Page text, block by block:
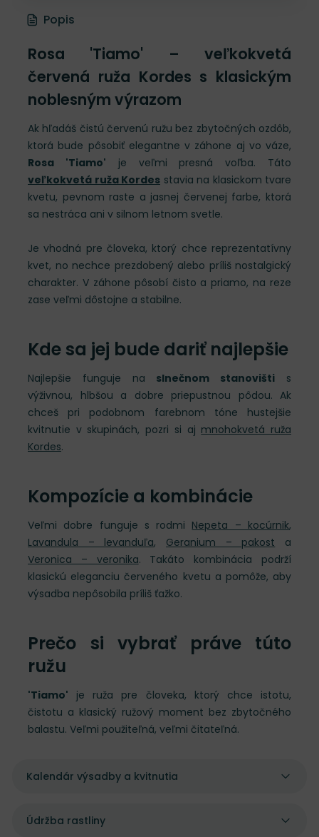
Popis
Rosa 'Tiamo' – veľkokvetá
červená ruža Kordes s klasickým
noblesným výrazom
Ak hľadáš čistú červenú ružu bez zbytočných ozdôb,
ktorá bude pôsobiť elegantne v záhone aj vo váze,
Rosa 'Tiamo' je veľmi presná voľba. Táto
veľkokvetá ruža Kordes stavia na klasickom tvare
kvetu, pevnom raste a jasnej červenej farbe, ktorá
sa nestráca ani v silnom letnom svetle.
Je vhodná pre človeka, ktorý chce reprezentatívny
kvet, no nechce prezdobený alebo príliš nostalgický
charakter. V záhone pôsobí čisto a priamo, na reze
zase veľmi dôstojne a stabilne.
Kde sa jej bude dariť najlepšie
Najlepšie funguje na slnečnom stanovišti s
výživnou, hlbšou a dobre priepustnou pôdou. Ak
chceš pri podobnom farebnom tóne hustejšie
kvitnutie v skupinách, pozri si aj mnohokvetá ruža
Kordes.
Kompozície a kombinácie
Veľmi dobre funguje s rodmi Nepeta – kocúrnik,
Lavandula – levanduľa, Geranium – pakost a
Veronica – veronika. Takáto kombinácia podrží
klasickú eleganciu červeného kvetu a pomôže, aby
výsadba nepôsobila príliš ťažko.
Prečo si vybrať práve túto
ružu
'Tiamo' je ruža pre človeka, ktorý chce istotu,
čistotu a klasický ružový moment bez zbytočného
balastu. Veľmi použiteľná, veľmi čitateľná.
Kalendár výsadby a kvitnutia
Údržba rastliny